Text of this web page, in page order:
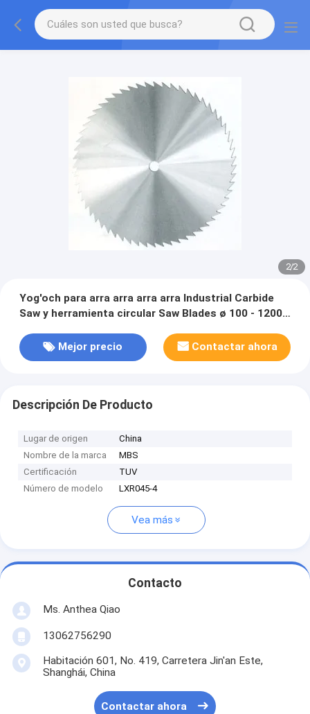
2/2
Yog'och para arra arra arra arra Industrial Carbide
Saw y herramienta circular Saw Blades ø 100 - 1200
Mejor precio
Contactar ahora
Descripción De Producto
Lugar de origen
China
Nombre de la marca
MBS
Certificación
TUV
Número de modelo
LXR045-4
Vea más
Contacto
Ms. Anthea Qiao
13062756290
Habitación 601, No. 419, Carretera Jin'an Este,
Shanghái, China
Contactar ahora